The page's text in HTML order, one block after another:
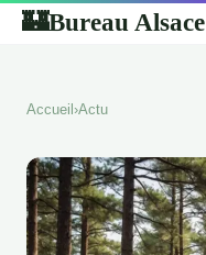
🏰Bureau Alsace
Accueil ›Actu